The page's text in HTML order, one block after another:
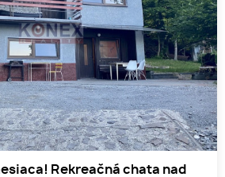
Rekreačná chata nad